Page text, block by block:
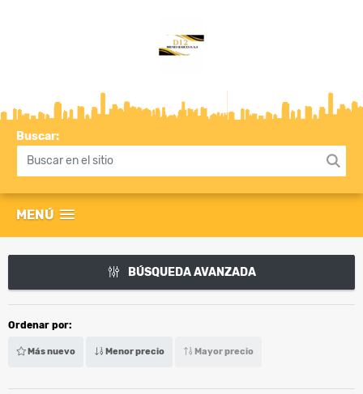
Buscar:
MENÚ
BÚSQUEDA AVANZADA
Ordenar por:
Más nuevo Menor precio Mayor precio